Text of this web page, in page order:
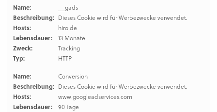
Name:
__gads
Beschreibung: Dieses Cookie wird für Werbezwecke verwendet.
Hosts:
hiro.de
Lebensdauer:
13 Monate
Zweck:
Tracking
Typ:
HTTP
Name:
Conversion
Beschreibung: Dieses Cookie wird für Werbezwecke verwendet.
Hosts:
www.googleadservices.com
Lebensdauer:
90 Tage